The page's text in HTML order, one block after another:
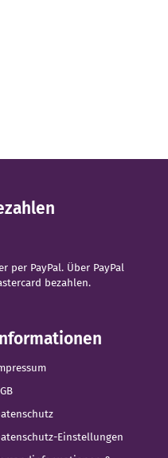
per PayPal. Über PayPal
bezahlen.
Einstellungen